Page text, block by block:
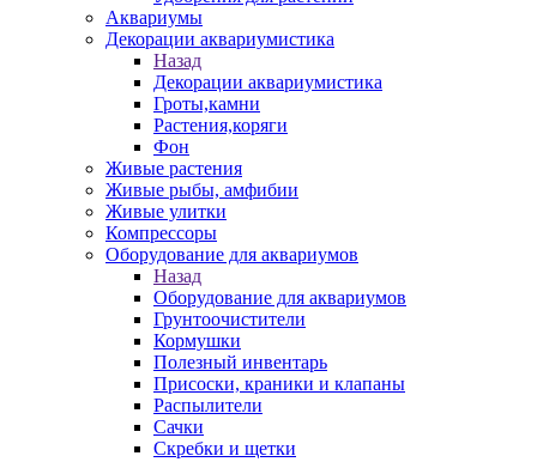
Аквариумы
Декорации аквариумистика
Назад
Декорации аквариумистика
Гроты,камни
Растения,коряги
Фон
Живые растения
Живые рыбы, амфибии
Живые улитки
Компрессоры
Оборудование для аквариумов
Назад
Оборудование для аквариумов
Грунтоочистители
Кормушки
Полезный инвентарь
Присоски, краники и клапаны
Распылители
Сачки
Скребки и щетки